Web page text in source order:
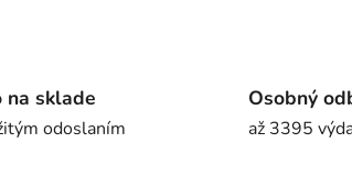
na sklade
odoslaním
Osobný
až 3395